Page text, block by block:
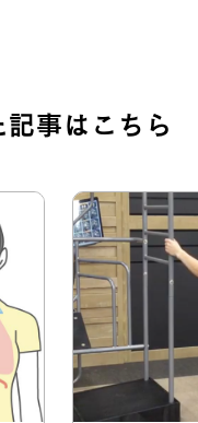
記事はこちら